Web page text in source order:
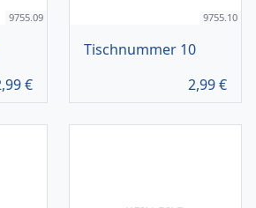
9755.09
€
9755.10
Tischnummer 10
2,99€